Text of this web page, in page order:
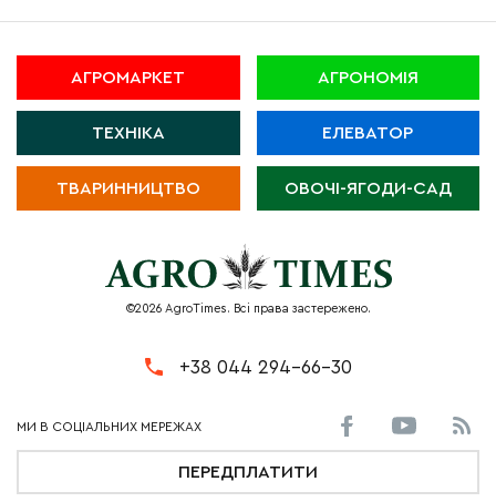
АГРОМАРКЕТ АГРОНОМІЯ
ТЕХНІКА ЕЛЕВАТОР
ТВАРИННИЦТВО ОВОЧІ-ЯГОДИ-САД
©2026 AgroTimes. Всі права застережено.
+38 044 294-66-30
ПЕРЕДПЛАТИТИ